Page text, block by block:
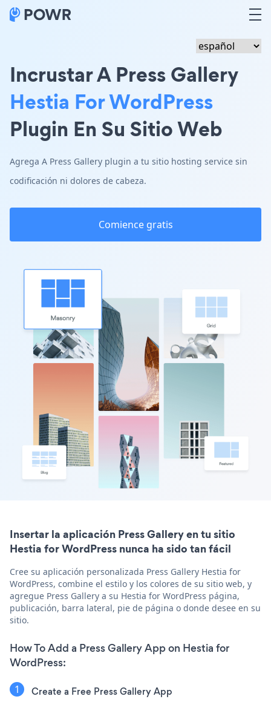
Incrustar A Press Gallery
Hestia For WordPress
Plugin En Su Sitio Web
Agrega A Press Gallery plugin a tu sitio hosting service sin
codificación ni dolores de cabeza.
Comience gratis
Insertar la aplicación Press Gallery en tu sitio
Hestia for WordPress nunca ha sido tan fácil
Cree su aplicación personalizada Press Gallery Hestia for
WordPress, combine el estilo y los colores de su sitio web, y
agregue Press Gallery a su Hestia for WordPress página,
publicación, barra lateral, pie de página o donde desee en su
sitio.
How To Add a Press Gallery App on Hestia for
WordPress:
Create a Free Press Gallery App